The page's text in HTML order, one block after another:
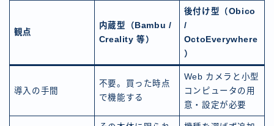
観点
内蔵型（Bambu /
Creality 等）
後付け型（Obico
/
OctoEverywhere
）
導入の手間
不要。買った時点
で機能する
Web カメラと小型
コンピュータの用
意・設定が必要